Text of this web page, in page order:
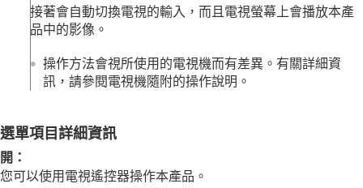
觀景窗/螢幕設定
電源設定
外接輸出設定
HDMI解析度
HDMI控制
智慧型手機可用的功能
使用電腦
接著會自動切換電視的輸入，而且電視螢幕上會播放本產
品中的影像。
操作方法會視所使用的電視機而有差異。有關詳細資
訊，請參閱電視機隨附的操作說明。
選單項目詳細資訊
開 ：
您可以使用電視遙控器操作本產品。